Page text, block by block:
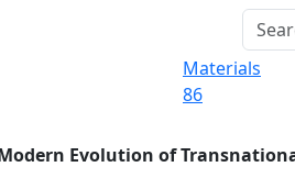
Materials
86
Evolution of